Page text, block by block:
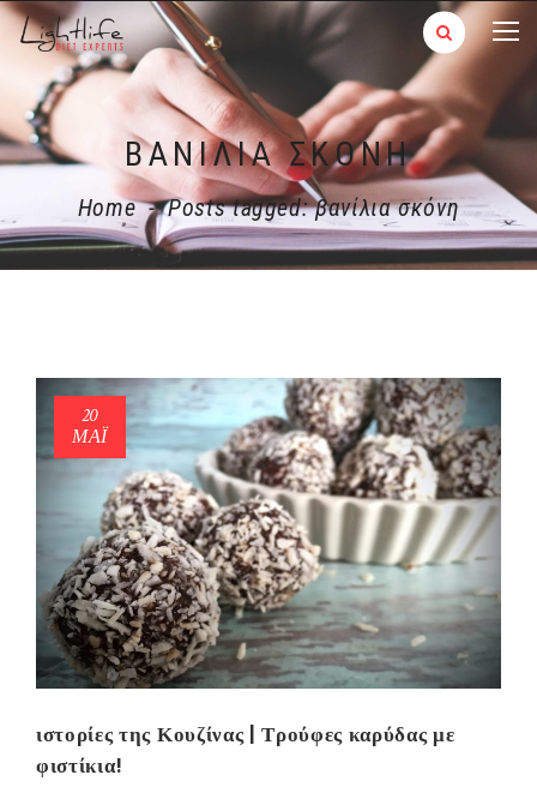
ΒΑΝΊΛΙΑ ΣΚΌΝΗ
Home - Posts tagged: βανίλια σκόνη
20
ΜΑΪ́
ιστορίες της Κουζίνας | Τρούφες καρύδας με
φιστίκια!